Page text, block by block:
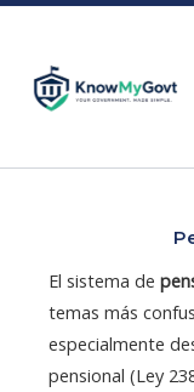
content
El sistema de
temas más
especialmente
pensional (Ley